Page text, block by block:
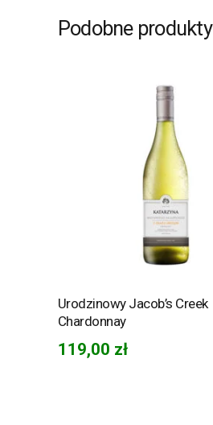
Podobne produkty
Urodzinowy Jacob’s Creek
Chardonnay
119,00 zł